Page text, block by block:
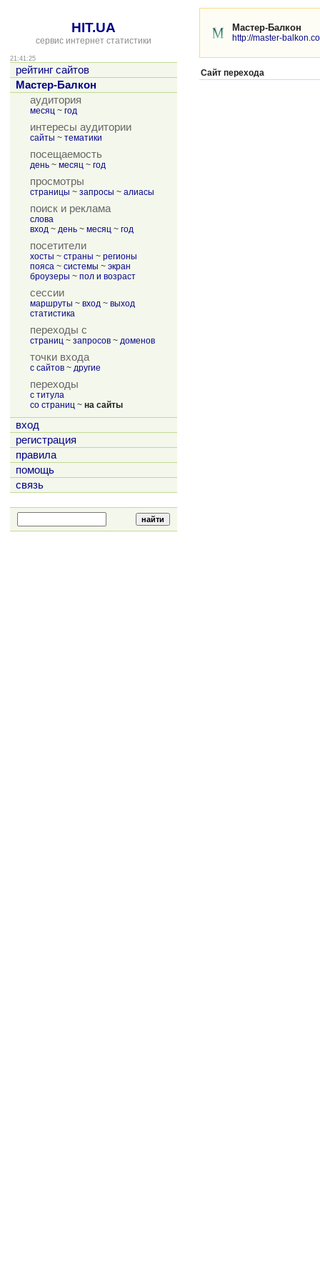
HIT.UA
сервис интернет статистики
21:41:25
рейтинг сайтов
Мастер-Балкон
аудитория
месяц ~ год
интересы аудитории
сайты ~ тематики
посещаемость
день ~ месяц ~ год
просмотры
страницы ~ запросы ~ алиасы
поиск и реклама
слова
вход ~ день ~ месяц ~ год
посетители
хосты ~ страны ~ регионы
пояса ~ системы ~ экран
броузеры ~ пол и возраст
сессии
маршруты ~ вход ~ выход
статистика
переходы с
страниц ~ запросов ~ доменов
точки входа
с сайтов ~ другие
переходы
с титула
со страниц ~ на сайты
вход
регистрация
правила
помощь
связь
Мастер-Балкон
http://master-
Сайт перехода